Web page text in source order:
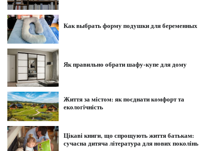
Как выбрать форму подушки для беременных
Як правильно обрати шафу-купе для дому
Життя за містом: як поєднати комфорт та
екологічність
Цікаві книги, що спрощують життя батькам:
сучасна дитяча література для нових поколінь